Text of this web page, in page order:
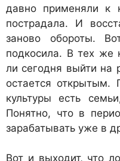
давно применяли к
пострадала. И
заново обороты.
подкосила. В тех же
ли сегодня выйти на
остается открытым.
культуры есть
Понятно, что в
зарабатывать уже в
Вот и выходит, что